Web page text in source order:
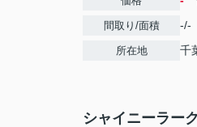
間取り/面積 -/-
所在地 千
シャイニーラー